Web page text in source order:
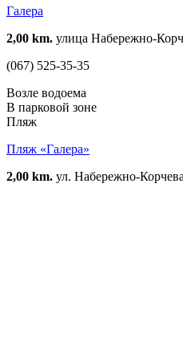
Галера
2,00 km. улица Набережно-
(067) 525-35-35
Возле водоема
В парковой зоне
Пляж
Пляж «Галера»
2,00 km. ул. Набережно-